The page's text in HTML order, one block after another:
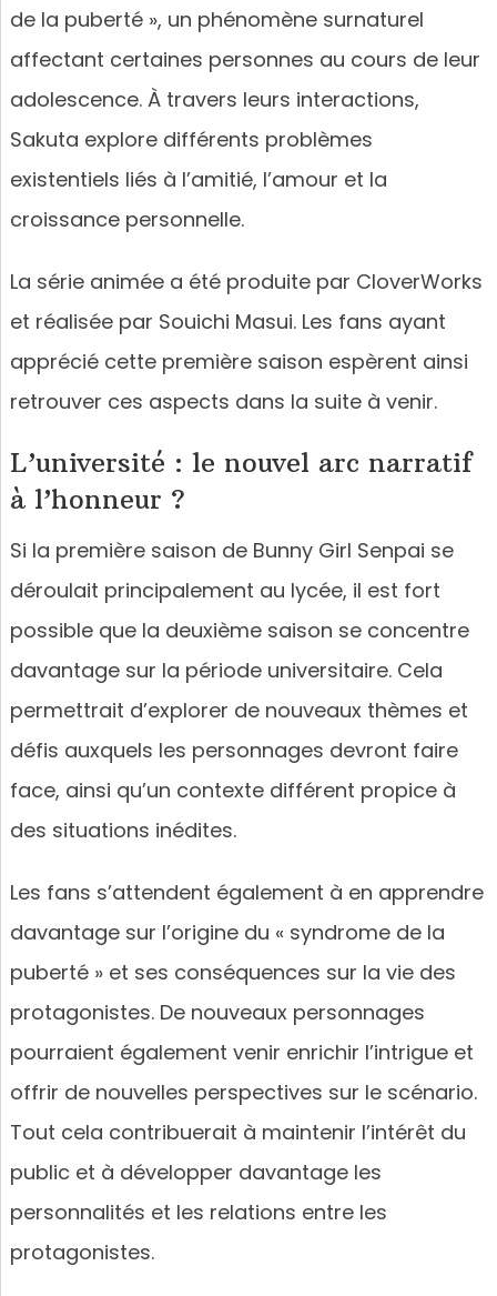
de la puberté », un phénomène surnaturel
affectant certaines personnes au cours de leur
adolescence. À travers leurs interactions,
Sakuta explore différents problèmes
existentiels liés à l’amitié, l’amour et la
croissance personnelle.
La série animée a été produite par CloverWorks
et réalisée par Souichi Masui. Les fans ayant
apprécié cette première saison espèrent ainsi
retrouver ces aspects dans la suite à venir.
L’université : le nouvel arc narratif
à l’honneur ?
Si la première saison de Bunny Girl Senpai se
déroulait principalement au lycée, il est fort
possible que la deuxième saison se concentre
davantage sur la période universitaire. Cela
permettrait d’explorer de nouveaux thèmes et
défis auxquels les personnages devront faire
face, ainsi qu’un contexte différent propice à
des situations inédites.
Les fans s’attendent également à en apprendre
davantage sur l’origine du « syndrome de la
puberté » et ses conséquences sur la vie des
protagonistes. De nouveaux personnages
pourraient également venir enrichir l’intrigue et
offrir de nouvelles perspectives sur le scénario.
Tout cela contribuerait à maintenir l’intérêt du
public et à développer davantage les
personnalités et les relations entre les
protagonistes.